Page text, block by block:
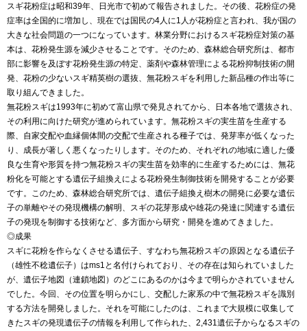
スギ花粉症は昭和39年、日光市で初めて報告されました。その後、花粉症の発
症率は全国的に増加し、現在では国民の4人に1人が花粉症と言われ、我が国の
大きな社会問題の一つになっています。林業分野におけるスギ花粉症対策の基
本は、花粉発生源を減少させることです。そのため、森林総合研究所は、都市
部に影響を及ぼす花粉発生源の特定、薬剤や森林管理による花粉抑制技術の開
発、花粉の少ないスギ精英樹の選抜、無花粉スギを利用した新品種の作出等に
取り組んできました。
無花粉スギは1993年に初めて富山県で発見されてから、日本各地で選抜され、
その利用に向けた研究が進められています。無花粉スギの実生苗を生産する
際、自家交配や血縁個体間の交配で生産される種子では、発芽率が低くなった
り、成長が著しく悪くなったりします。そのため、それぞれの地域に適した優
良な生育や形質を持つ無花粉スギの実生苗を効率的に生産するためには、無花
粉化を可能とする遺伝子組換えによる花粉発生制御技術を開発することが必要
です。このため、森林総合研究所では、遺伝子組換え樹木の開発に必要な遺伝
子の単離やその発現機構の解明、スギの花芽形成や雄花の発達に関連する遺伝
子の発現を制御する技術など、多方面から研究・開発を進めてきました。
◎成果
スギに花粉を作らなくさせる遺伝子、すなわち無花粉スギの原因となる遺伝子
（雄性不稔遺伝子）はms1と名付けられており、その存在は知られていました
が、遺伝子地図（連鎖地図）のどこにあるのかは今まで明らかされていません
でした。今回、その位置を明らかにし、交配した家系の中で無花粉スギを識別
する方法を開発しました。それを可能にしたのは、これまで大規模に収集して
きたスギの発現遺伝子の情報を利用して作られた、2,431遺伝子からなるスギの